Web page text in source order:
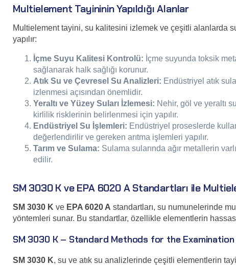
Multielement Tayininin Yapıldığı Alanlar
Multielement tayini, su kalitesini izlemek ve çeşitli alanlarda
yapılır:
İçme Suyu Kalitesi Kontrolü: İçme suyunda toksik
sağlanarak halk sağlığı korunur.
Atık Su ve Çevresel Su Analizleri: Endüstriyel atık
izlenmesi açısından önemlidir.
Yeraltı ve Yüzey Suları İzlemesi: Nehir, göl ve yeraltı
kirlilik risklerinin belirlenmesi için yapılır.
Endüstriyel Su İşlemleri: Endüstriyel proseslerde
değerlendirilir ve gereken arıtma işlemleri yapılır.
Tarım ve Sulama: Sulama sularında ağır metallerin
edilir.
SM 3030 K ve EPA 6020 A Standartları ile
SM 3030 K ve EPA 6020 A standartları, su numunelerinde
yöntemleri sunar. Bu standartlar, özellikle elementlerin
SM 3030 K – Standard Methods for the
SM 3030 K, su ve atık su analizlerinde çeşitli elementlerin